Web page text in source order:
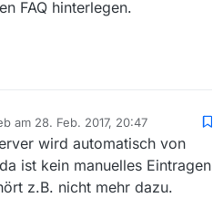
FAQ hinterlegen.
am 28. Feb. 2017, 20:47
editiert von
wird automatisch von
ist kein manuelles Eintragen
z.B. nicht mehr dazu.